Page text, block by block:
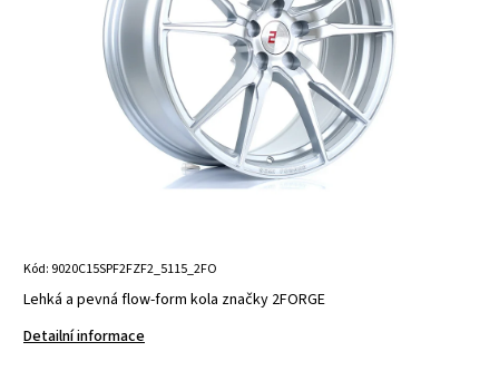
Kód: 9020C15SPF2FZF2_5115_2FO
Lehká a pevná flow-form kola značky 2FORGE
Detailní informace